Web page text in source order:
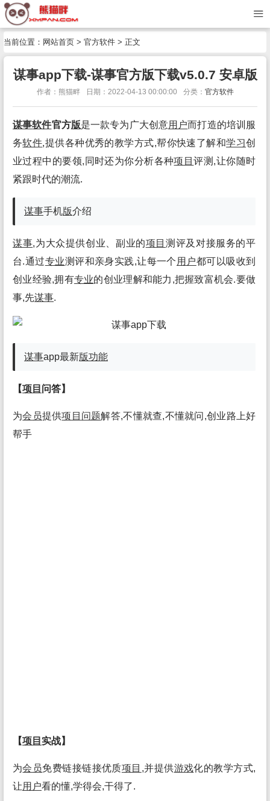
当前位置： 网站首页 > 官方软件 > 正文
谋事app下载-谋事官方版下载v5.0.7 安卓版
作者：熊猫畔 日期：2022-04-13 00:00:00 分类： 官方软件
谋事软件官方版是一款专为广大创意用户而打造的培训服
务软件,提供各种优秀的教学方式,帮你快速了解和学习创
业过程中的要领,同时还为你分析各种项目评测,让你随时
紧跟时代的潮流.
谋事手机版介绍
谋事,为大众提供创业、副业的项目 测评及对接服务的平
台.通过专业测评和亲身实践,让每一个 用户都可以吸收到
创业经验,拥有专业的创业理解和能力,把握致富机会.要做
事,先谋事.
谋事app最新版功能
【项目 问答】
为会员提供项目 问题解答,不懂就查,不懂就问,创业路上好
帮手
【项目 实战】
为会员免费链接链接优质项目 ,并提供游戏化的教学方式,
让用户看的懂,学得会,干得了.